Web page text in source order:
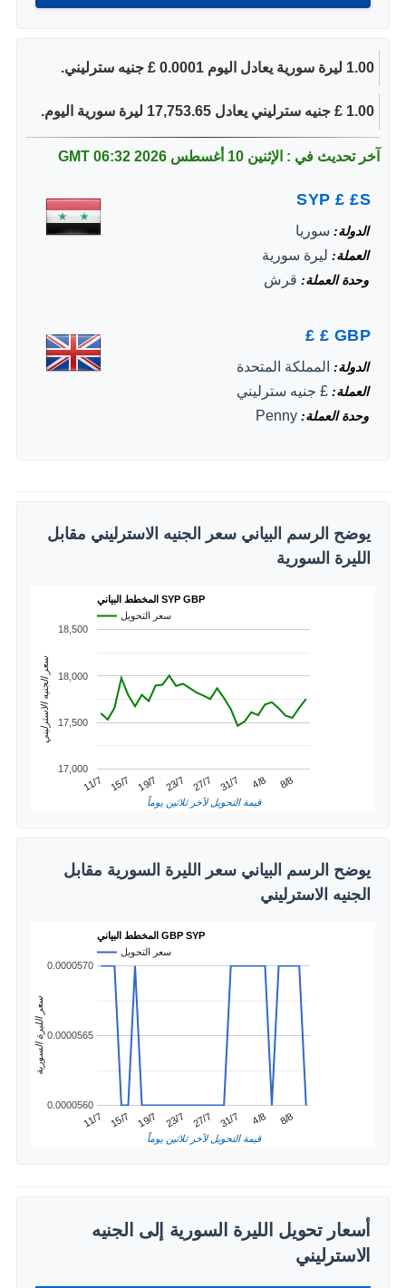
1.00 ليرة سورية يعادل اليوم 0.0001 £ جنيه سترليني.
1.00 £ جنيه سترليني يعادل 17,753.65 ليرة سورية اليوم.
آخر تحديث في : الإثنين 10 أغسطس 2026 06:32 GMT
SYP £ £S
الدولة سوريا
العملة ليرة سورية
وحدة العملة قرش
GBP
£
£
الدولة المملكة المتحدة
العملة £ جنيه سترليني
وحدة العملة Penny
يوضح الرسم البياني سعر الجنيه الاسترليني مقابل
الليرة السورية
المخطط البياني SYP GBP
سعر التحويل
11/7 15/7 19/7 23/7 27/7 31/7 4/8 8/8
17,000
17,500
18,000
18,500
قيمة التحويل لآخر ثلاثين يوماً
سعر الجنيه الاسترليني
يوضح الرسم البياني سعر الليرة السورية مقابل
الجنيه الاسترليني
المخطط البياني GBP SYP
سعر التحويل
11/7 15/7 19/7 23/7 27/7 31/7 4/8 8/8
0.0000560
0.0000565
0.0000570
قيمة التحويل لآخر ثلاثين يوماً
سعر الليرة السورية
أسعار تحويل الليرة السورية إلى الجنيه
الاسترليني